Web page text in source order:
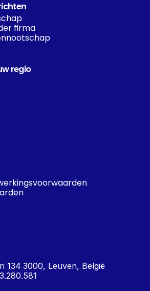
firma
regio
134 3000, Leuven, België